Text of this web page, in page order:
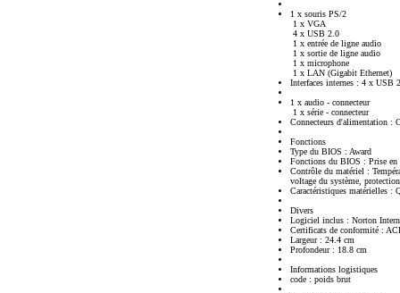
1 x souris PS/2
1 x VGA
4 x USB 2.0
1 x entrée de ligne audio
1 x sortie de ligne audio
1 x microphone
1 x LAN (Gigabit Ethernet)
Interfaces internes : 4 x USB
1 x audio - connecteur
1 x série - connecteur
Connecteurs d'alimentation :
Fonctions
Type du BIOS : Award
Fonctions du BIOS : Prise en
Contrôle du matériel :
voltage du système,
Caractéristiques matérielles :
Divers
Logiciel inclus : Norton
Certificats de conformité :
Largeur : 24.4 cm
Profondeur : 18.8 cm
Informations logistiques
code : poids brut